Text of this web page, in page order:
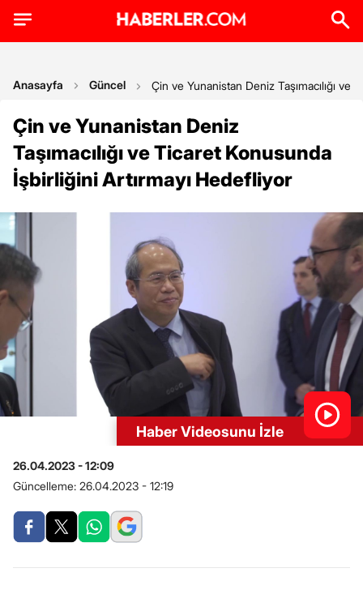
Anasayfa Güncel Çin ve Yunanistan Deniz Taşımacılığı
Çin ve Yunanistan Deniz
Taşımacılığı ve Ticaret Konusunda
İşbirliğini Artırmayı Hedefliyor
Haber Videosunu İzle
26.04.2023 - 12:09
Güncelleme: 26.04.2023 - 12:19